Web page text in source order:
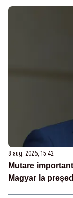
8 aug. 2026, 15:42
Mutare
Magyar la